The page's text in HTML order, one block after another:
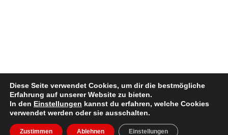
Impressum / Disclaimer| Copyright @ 2022. All Rights Reserved
Facebook
X InstagramLinkedIn
E-
Diese Seite verwendet Cookies, um dir die bestmögliche
Erfahrung auf unserer Website zu bieten.
In den Einstellungen kannst du erfahren, welche Cookies
verwendet werden oder sie ausschalten.
Zustimmen Ablehnen Einstellungen